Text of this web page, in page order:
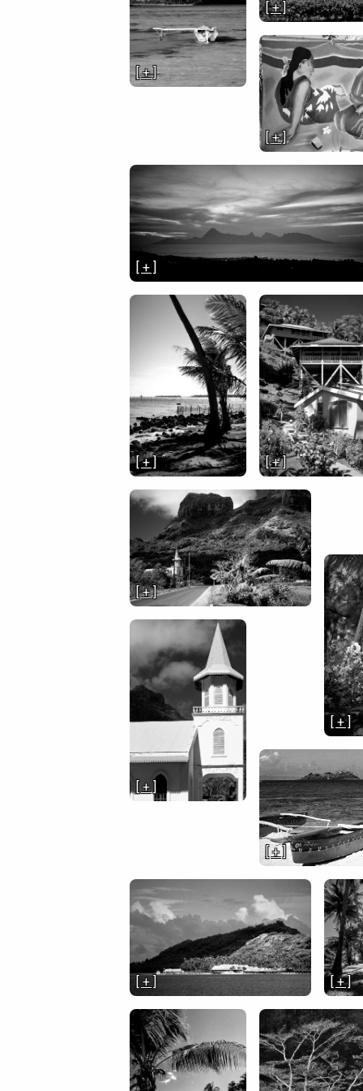
[ + ]
[ + ]
[ + ]
[ + ]
[ + ] [ + ]
[ + ]
[ + ]
[ + ]
[ + ]
[ + ] [ + ]